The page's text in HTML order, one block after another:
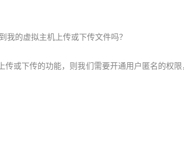
我的虚拟主机上传或下传文件吗？
传或下传的功能，则我们需要开通用户匿名的权